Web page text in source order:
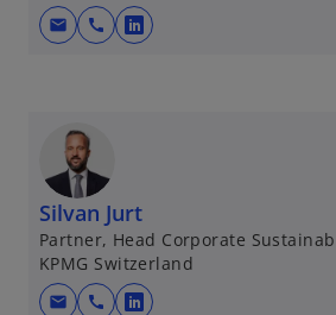
mail call
w
e
i
n
e
Silvan Jurt
Partner, Head Corporate
KPMG Switzerland
mail call